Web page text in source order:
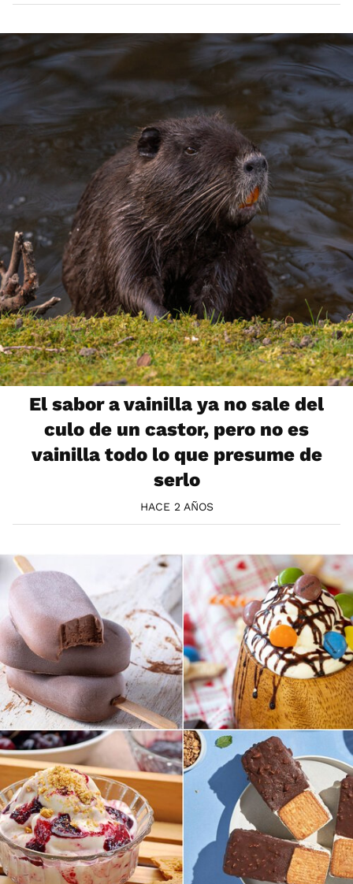
El sabor a vainilla ya no sale del
culo de un castor, pero no es
vainilla todo lo que presume de
serlo
HACE 2 AÑOS